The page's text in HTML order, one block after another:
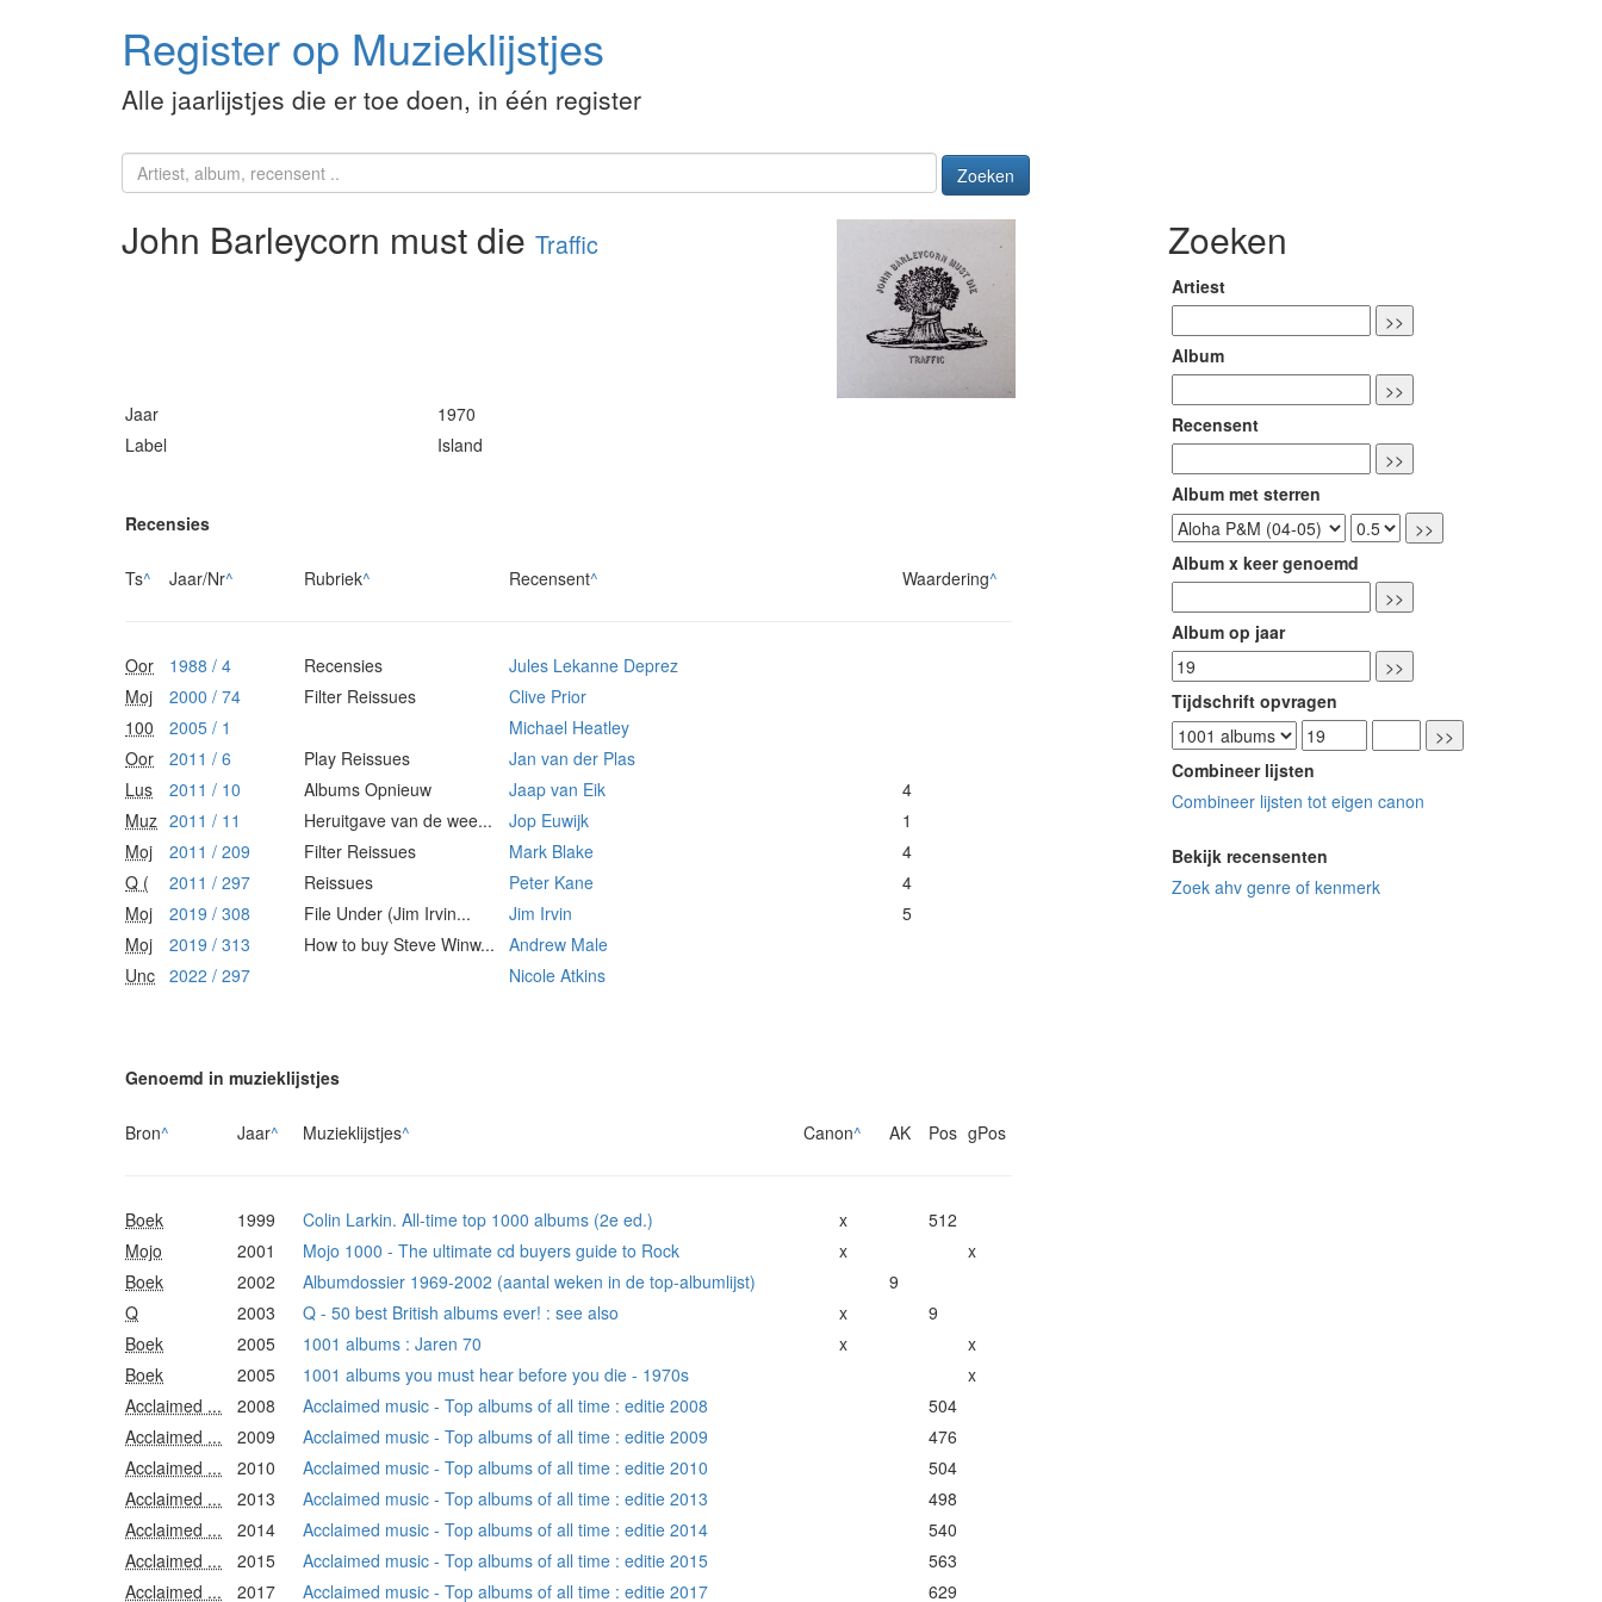
Register op Muzieklijstjes
Alle jaarlijstjes die er toe doen, in één register
Zoeken
John Barleycorn must die Traffic
Jaar
1970
Label
Island
Recensies
Ts^ Jaar/Nr^ Rubriek^ Recensent^ Waardering^
Oor 1988 / 4 Recensies
Jules Lekanne Deprez
Moj
2000 / 74 Filter Reissues
Clive Prior
100
2005 / 1
Michael Heatley
Oor
2011 / 6 Play Reissues
Jan van der Plas
Lus
2011 / 10 Albums Opnieuw Jaap van Eik
4
Muz 2011 / 11 Heruitgave van de wee... Jop Euwijk
1
Moj
2011 / 209 Filter Reissues Mark Blake
4
Q (
2011 / 297 Reissues Peter Kane
4
Moj
2019 / 308 File Under (Jim Irvin... Jim Irvin
5
Moj
2019 / 313 How to buy Steve Winw...
Andrew Male
Unc 2022 / 297 Nicole Atkins
Genoemd in muzieklijstjes
Bron^ Jaar^ Muzieklijstjes^ Canon^ AK Pos gPos
Boek 1999 Colin Larkin. All-time top 1000 albums (2e ed.) x
512
Mojo
2001 Mojo 1000 - The ultimate cd buyers guide to Rock x
x
Boek
2002 Albumdossier 1969-2002 (aantal weken in de top-albumlijst)
9
Q
2003 Q - 50 best British albums ever! : see also x
9
Boek
2005 1001 albums : Jaren 70 x
x
Boek
2005 1001 albums you must hear before you die - 1970s
x
Acclaimed ...
2008 Acclaimed music - Top albums of all time : editie 2008
504
Acclaimed ...
2009 Acclaimed music - Top albums of all time : editie 2009
476
Acclaimed ...
2010 Acclaimed music - Top albums of all time : editie 2010
504
Acclaimed ...
2013 Acclaimed music - Top albums of all time : editie 2013
498
Acclaimed ...
2014 Acclaimed music - Top albums of all time : editie 2014
540
Acclaimed ...
2015 Acclaimed music - Top albums of all time : editie 2015
563
Acclaimed ...
2017 Acclaimed music - Top albums of all time : editie 2017 629
Zoeken
Artiest
Album
Recensent
Album met sterren
Album x keer genoemd
Album op jaar
Tijdschrift opvragen
Combineer lijsten
Combineer lijsten tot eigen canon
Bekijk recensenten
Zoek ahv genre of kenmerk